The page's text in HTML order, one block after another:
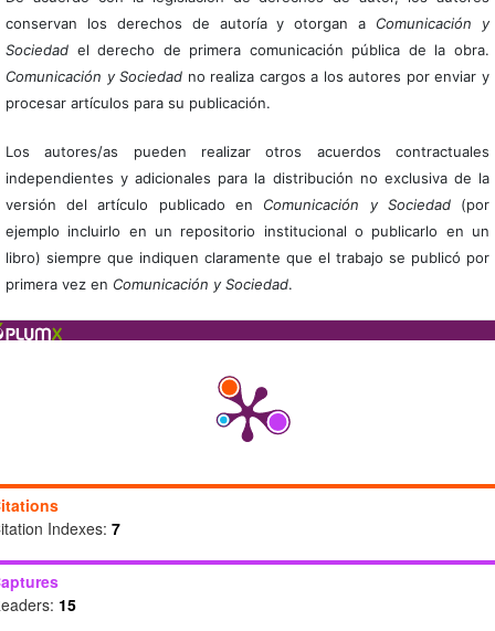
conservan los derechos de autoría y otorgan a Comunicación y
Sociedadel derecho de primera comunicación pública de la obra.
Comunicación y Sociedad no realiza cargos a los autores por enviar y
procesar artículos para su publicación.
Los autores/as pueden realizar otros acuerdos contractuales
independientes y adicionales para la distribución no exclusiva de la
versión del artículo publicado en Comunicación y Sociedad(por
ejemplo incluirlo en un repositorio institucional o publicarlo en un
libro) siempre que indiquen claramente que el trabajo se publicó por
primera vez en Comunicación y Sociedad.
Indexes: 7
15